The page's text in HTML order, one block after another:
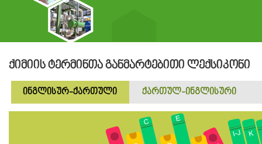
ქიმიის ტერმინთა განმარტებითი ლექსიკონი
ინგლისურ-ქართული ქართულ-ინგლისური